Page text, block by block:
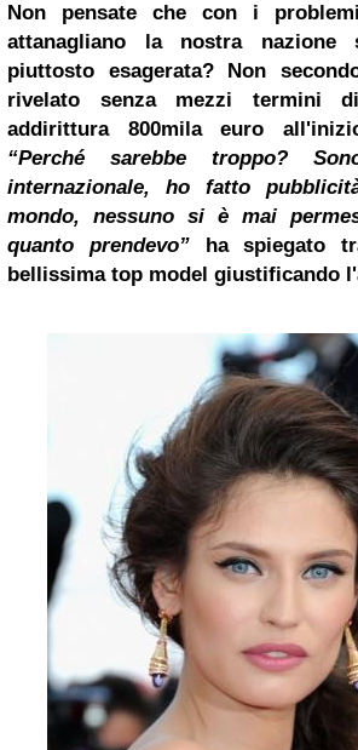
Non pensate che con i
attanagliano la nostra nazione
piuttosto esagerata? Non
rivelato senza mezzi termini
addirittura 800mila euro
“Perché sarebbe troppo?
internazionale, ho fatto
mondo, nessuno si è mai
quanto prendevo”ha spiegato
bellissima top model giustificando